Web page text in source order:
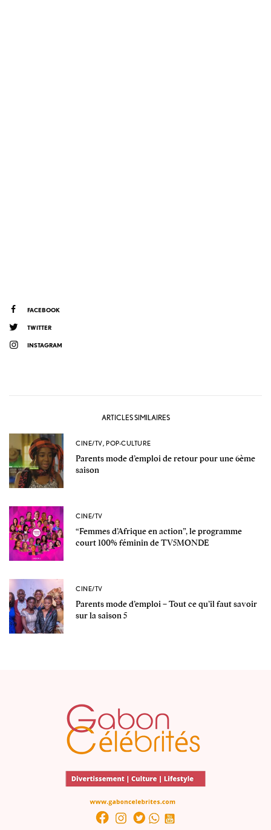
FACEBOOK
TWITTER
INSTAGRAM
ARTICLES SIMILAIRES
CINE/TV, POP-CULTURE
Parents mode d’emploi de retour pour une 6ème
saison
CINE/TV
“Femmes d’Afrique en action”, le programme
court 100% féminin de TV5MONDE
CINE/TV
Parents mode d’emploi – Tout ce qu’il faut savoir
sur la saison 5